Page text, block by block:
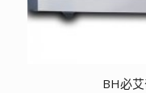
BH必